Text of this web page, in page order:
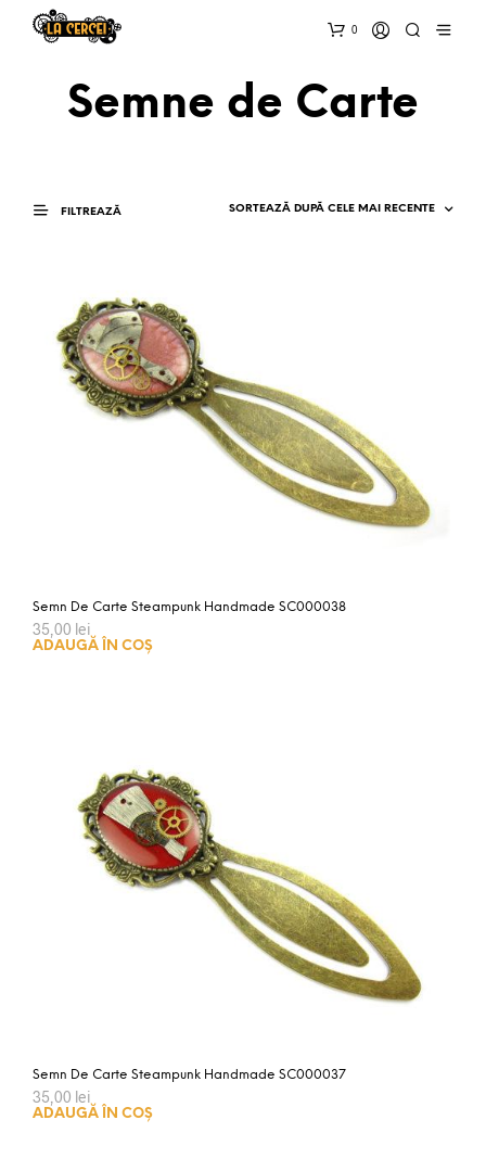
0
Semne de Carte
FILTREAZĂ
Semn De Carte Steampunk Handmade SC000038
35,00 lei
ADAUGĂ ÎN COȘ
Semn De Carte Steampunk Handmade SC000037
35,00 lei
ADAUGĂ ÎN COȘ